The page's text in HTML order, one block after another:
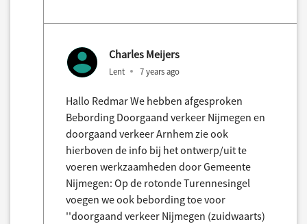
Charles Meijers
Lent 7 years ago
Hallo Redmar We hebben afgesproken
Bebording Doorgaand verkeer Nijmegen en
doorgaand verkeer Arnhem zie ook
hierboven de info bij het ontwerp/uit te
voeren werkzaamheden door Gemeente
Nijmegen: Op de rotonde Turennesingel
voegen we ook bebording toe voor
''doorgaand verkeer Nijmegen (zuidwaarts)